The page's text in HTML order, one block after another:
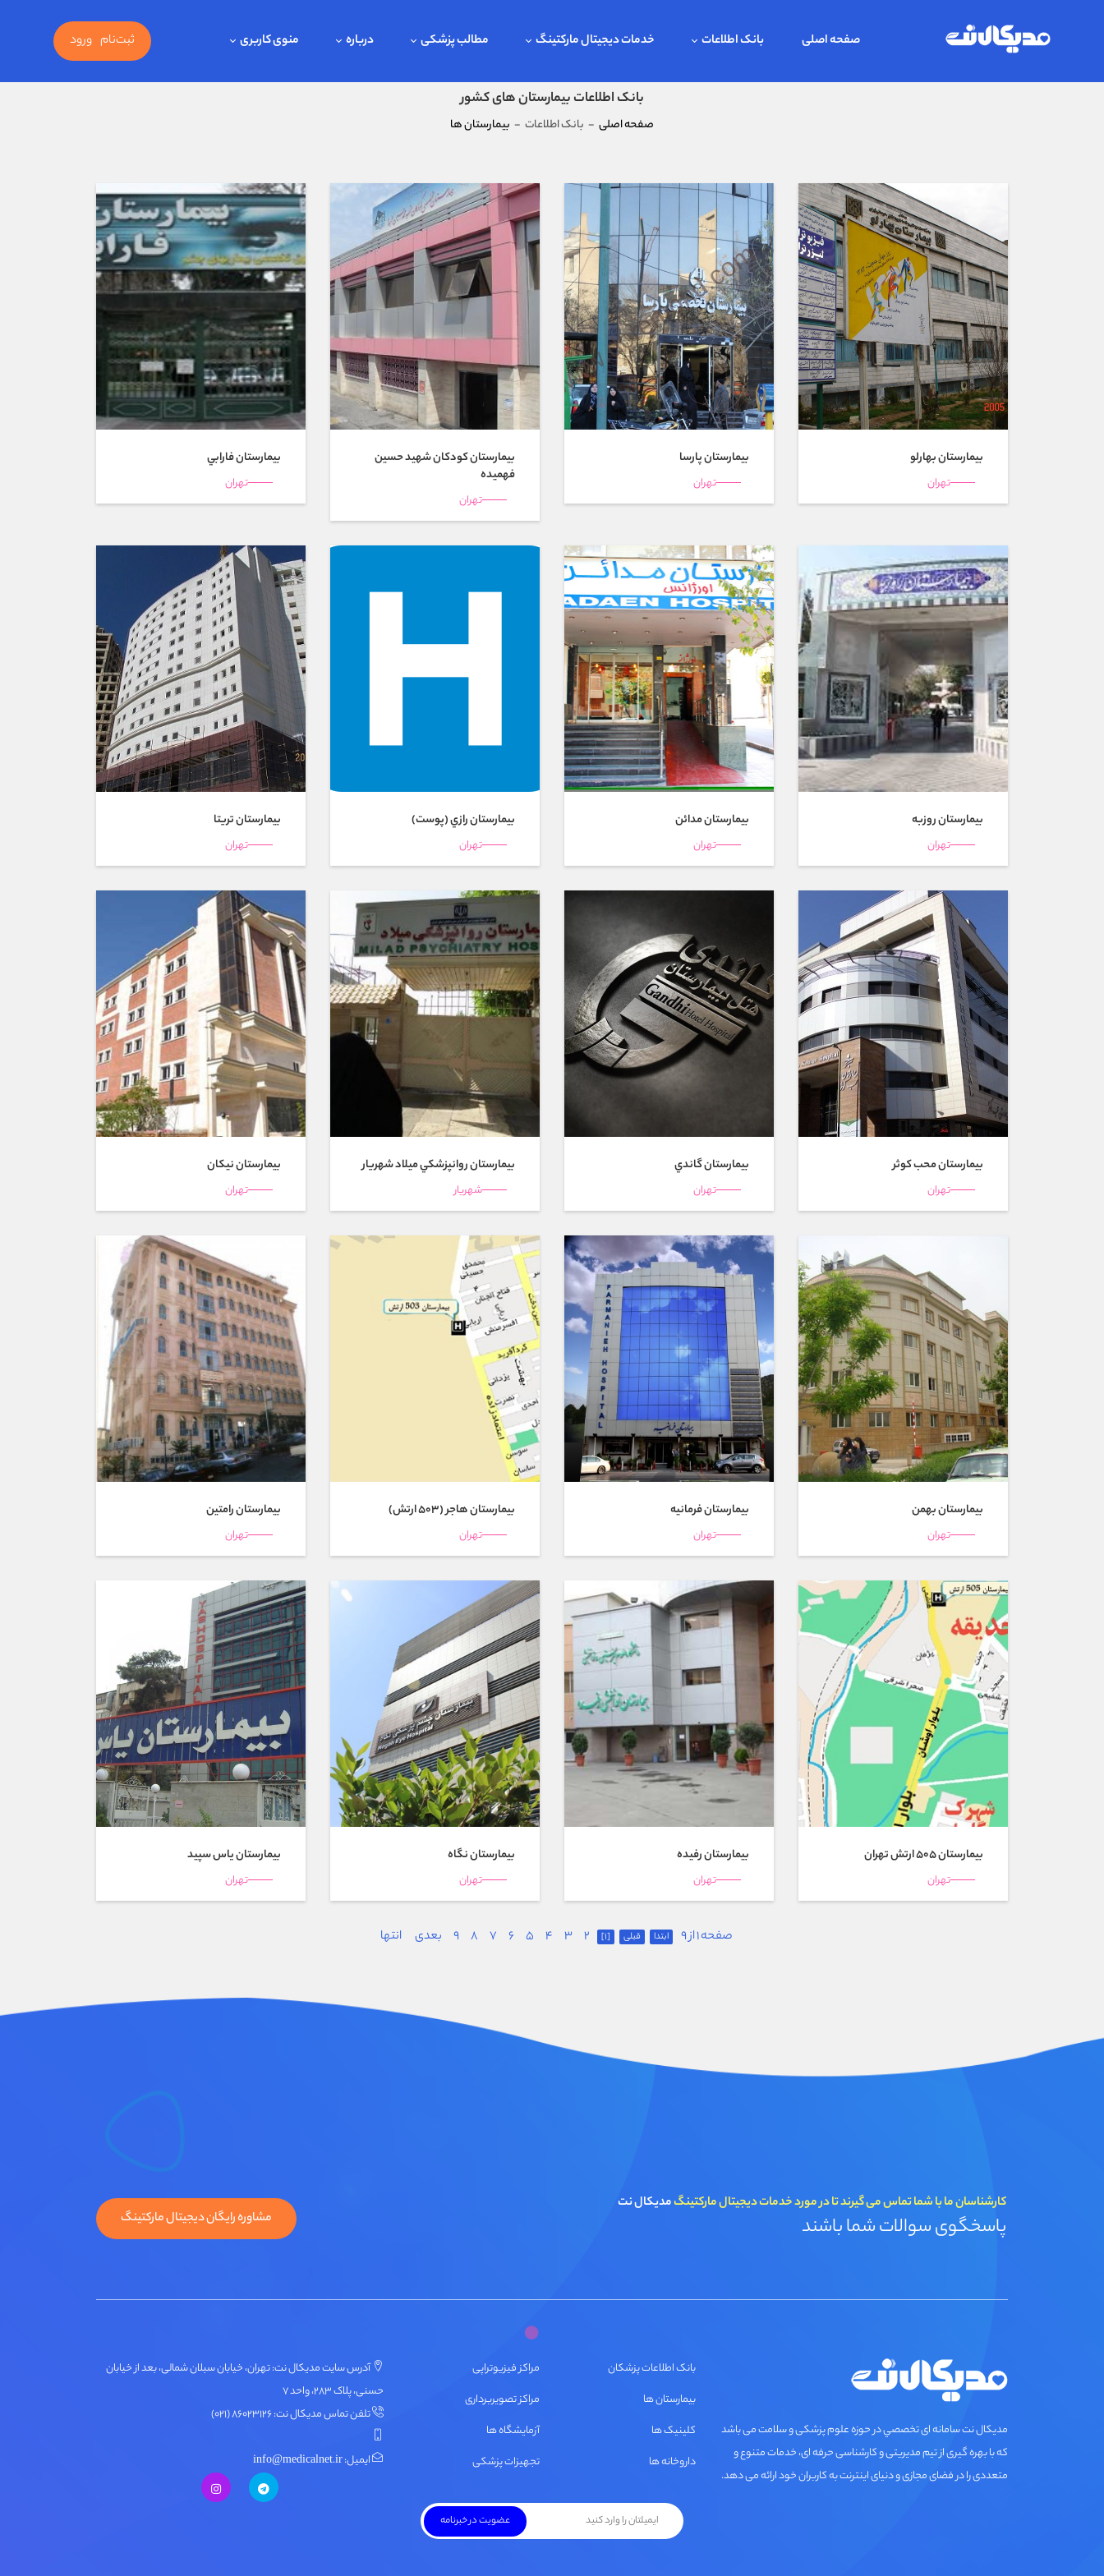
صفحه اصلی بانک اطلاعات خدمات دیجیتال مارکتینگ مطالب پزشکی درباره منوی کاربری ثبت‌نام ورود
بانک اطلاعات بیمارستان های کشور
صفحه اصلی - بانک اطلاعات - بیمارستان ها
بیمارستان بهارلو
تهران
بیمارستان پارسا
تهران
بیمارستان كودكان شهيد حسين
فهميده
تهران
بیمارستان فارابي
تهران
بیمارستان روزبه
تهران
بیمارستان مدائن
تهران
بیمارستان رازي (پوست)
تهران
بیمارستان تريتا
تهران
بیمارستان محب كوثر
تهران
بیمارستان گاندي
تهران
بیمارستان روانپزشكي ميلاد شهريار
شهريار
بیمارستان نيكان
تهران
بیمارستان بهمن
تهران
بیمارستان فرمانيه
تهران
بیمارستان هاجر (503 ارتش)
تهران
بیمارستان رامتين
تهران
بیمارستان 505 ارتش تهران
تهران
بیمارستان رفيده
تهران
بیمارستان نگاه
تهران
بیمارستان ياس سپيد
تهران
صفحه 1 از 9 ابتدا قبلی [1]
2
3
4
5
6
7
8
9 بعدی انتها
کارشناسان ما با شما تماس می گیرند تا در مورد خدمات دیجیتال مارکتینگمدیکال نت
پاسخگوی سوالات شما باشند مشاوره رایگان دیجیتال مارکتینگ
مديكال نت سامانه ای تخصصي در حوزه علوم پزشکی و سلامت می باشد
که با بهره گیری از تیم مدیریتی و کارشناسی حرفه ای، خدمات متنوع و
متعددی را در فضای مجازی و دنیای اینترنت به کاربران خود ارائه می دهد.
بانک اطلاعات پزشکان
بیمارستان ها
کلینیک ها
داروخانه ها
مراکز فیزیوتراپی
مراکز تصویربرداری
آزمایشگاه ها
تجهیزات پزشکی
آدرس سایت مدیکال نت: تهران، خیابان سبلان شمالی، بعد از خیابان
حسنی، پلاک ۲۸۳، واحد ۷
تلفن تماس مدیکال نت: ۸۶۰۲۳۱۲۶ (۰۲۱)
ایمیل: info@medicalnet.ir